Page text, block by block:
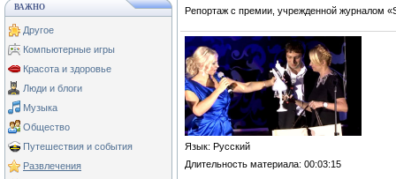
ВАЖНО
Другое
Компьютерные игры
Красота и здоровье
Люди и блоги
Музыка
Общество
Путешествия и события
Развлечения
Репортаж с премии, учрежденной журналом
Язык: Русский
Длительность материала: 00:03:15